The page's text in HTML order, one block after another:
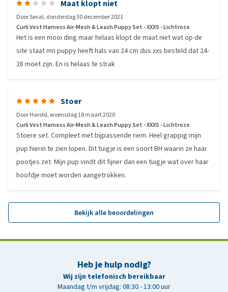
Maat klopt niet
DoorSeval, donderdag 30 december 2021
Curli Vest Harness Air-Mesh & Leash Puppy Set - XXXS - Lichtroze
Het is een mooi ding maar helaas klopt de maat niet wat op de
site staat mn puppy heeft hals van 24 cm dus xxs besteld dat 24-
28 moet zijn. En is helaas te strak
Stoer
DoorHarold,woensdag 18 maart 2020
Curli Vest Harness Air-Mesh & Leash Puppy Set - XXXS - Lichtroze
Stoere set. Compleet met bijpassende riem. Heel grappig mijn
pup hierin te zien lopen. Dit tuigje is een soort BH waarin ze haar
pootjes zet. Mijn pup vindt dit fijner dan een tuigje wat over haar
hoofdje moet worden aangetrokken.
Bekijk alle beoordelingen
Heb je hulp nodig?
Wij zijn telefonisch bereikbaar
Maandag t/m vrijdag: 08:30 - 13:00 uur